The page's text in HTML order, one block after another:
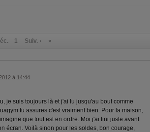
1 Suiv. › »
à 14:44
je suis toujours là et j'ai lu jusqu'au bout comme
tu assures c'est vraiment bien. Pour la maison,
que tout est en ordre. Moi j'ai fini juste avant
écran. Voilà sinon pour les soldes, bon courage,